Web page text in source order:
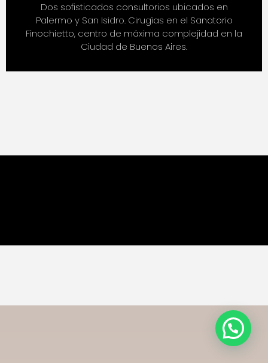
Dos sofisticados consultorios ubicados en
Palermo y San Isidro. Cirugías en el Sanatorio
Finochietto, centro de máxima complejidad en la
Ciudad de Buenos Aires.